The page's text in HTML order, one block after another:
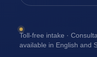
Toll-free intake ·
available in English and